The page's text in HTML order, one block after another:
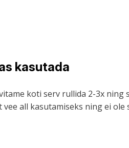
kasutada
koti serv rullida 2-3x ning
all kasutamiseks ning ei ole